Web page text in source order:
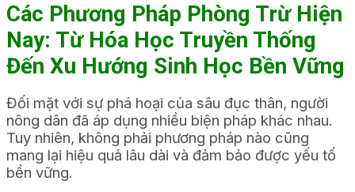
Các Phương Pháp Phòng Trừ Hiện
Nay: Từ Hóa Học Truyền Thống
Đến Xu Hướng Sinh Học Bền Vững
Đối mặt với sự phá hoại của sâu đục thân, người
nông dân đã áp dụng nhiều biện pháp khác nhau.
Tuy nhiên, không phải phương pháp nào cũng
mang lại hiệu quả lâu dài và đảm bảo được yếu tố
bền vững.